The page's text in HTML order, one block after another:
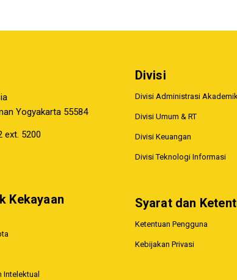
Yogyakarta 55584
ext. 5200
Kekayaan
Intelektual
Divisi
Divisi Administrasi
Divisi Umum & RT
Divisi Keuangan
Divisi Teknologi Informasi
Syarat dan
Ketentuan Pengguna
Kebijakan Privasi